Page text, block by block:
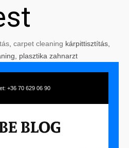
carpet cleaning kárpittisztítás,
plasztika zahnarzt
+36 70 629 06 90